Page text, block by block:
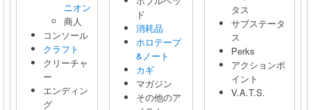
ニオン
商人
コンソール
クラフト
クリーチャ
ー
エンディン
グ
ド
消耗品
ホロテープ
&ノート
カギ
マガジン
その他のア
タス
サブステータ
ス
Perks
アクションポ
イント
V.A.T.S.